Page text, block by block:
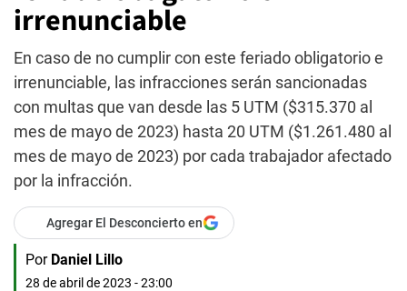
irrenunciable
En caso de no cumplir con este feriado obligatorio e
irrenunciable, las infracciones serán sancionadas
con multas que van desde las 5 UTM ($315.370 al
mes de mayo de 2023) hasta 20 UTM ($1.261.480 al
mes de mayo de 2023) por cada trabajador afectado
por la infracción.
Agregar El Desconcierto en
Por Daniel Lillo
28 de abril de 2023 - 23:00